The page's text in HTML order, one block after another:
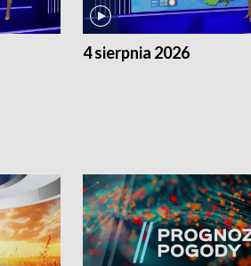
4 sierpnia 2026